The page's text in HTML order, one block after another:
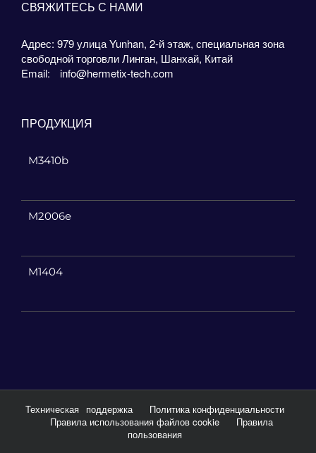
СВЯЖИТЕСЬ С НАМИ
Адрес: 979 улица Yunhan, 2-й этаж, специальная зона
свободной торговли Линган, Шанхай, Китай
Email:
info@hermetix-tech.com
ПРОДУКЦИЯ
M3410b
M2006e
M1404
Техническая поддержка
Политика конфиденциальности
Правила использования файлов cookie
Правила
пользования